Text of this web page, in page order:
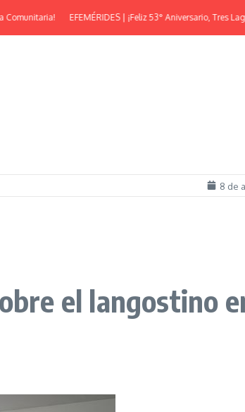
EFEMÉRIDES | ¡Feliz 53° Aniversario, Tres Lagos!
8 de
el langostino